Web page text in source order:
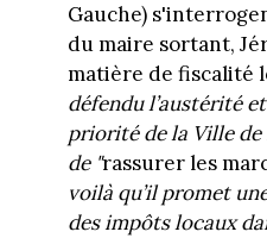
Gauche)
du maire sortant,
matière de fiscalité
défendu l’austérité
priorité de la Ville
de "rassurer les
voilà qu’il promet
des impôts locaux